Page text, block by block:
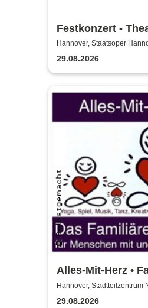
Festkonzert -
Magdeburg
Hannover, Staatsoper
29.08.2026
Alles-Mit-Herz •
Festival - für
Menschen ohne
Hannover, Stadtteilzentrum
Saal)
29.08.2026